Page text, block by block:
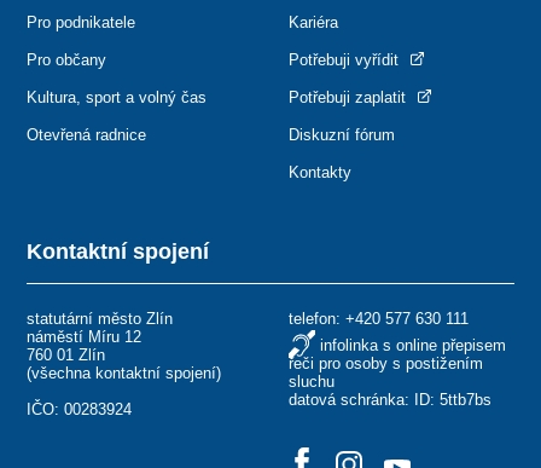
Kontaktní spojení
statutární město Zlín
náměstí Míru 12
760 01 Zlín
(všechna kontaktní spojení)
IČO: 00283924
telefon: +420 577 630 111
infolinka s online přepisem
řeči pro osoby s postižením
sluchu
datová schránka: ID: 5ttb7bs
Pro podnikatele
Pro občany
Kultura, sport a volný čas
Otevřená radnice
Kariéra
Potřebuji vyřídit
Potřebuji zaplatit
Diskuzní fórum
Kontakty